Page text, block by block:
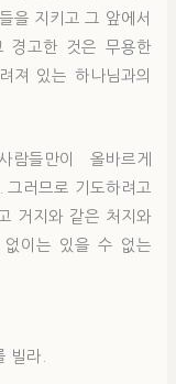
을 지키고 그 앞에서
경고한 것은 무용한
져 있는 하나님과의
들만이 올바르게
그러므로 기도하려고
거지와 같은 처지와
이는 있을 수 없는
빌라.